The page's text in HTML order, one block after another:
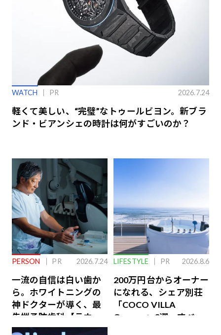
WATCH PR 2026.7.24
軽くて美しい、“完璧”なトゥールビヨン。新ブラ
ンド・ビアンシェの時計は何がすごいのか？
PERSON PR 2026.7.24
一流の自信は白い歯か
ら。ホワイトニングの
神ドクターが導く、最
先端予防歯科【ラウン
ジ会員特典あり】
LIFESTYLE PR 2026.8.6
200万円台からオーナー
になれる、シェア別荘
「COCO VILLA
Owners」3選。すべて